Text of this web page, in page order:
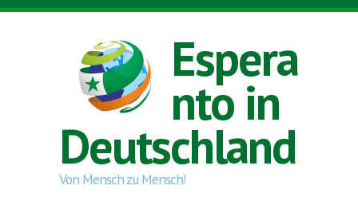
Direkt zum Inhalt
Espera
nto in
Deutschland
Von Mensch zu Mensch!